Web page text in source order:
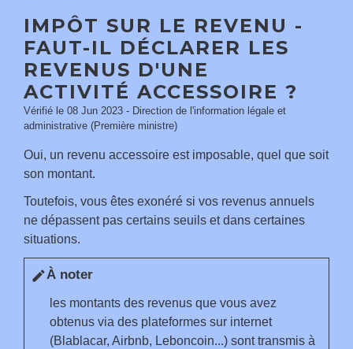
IMPÔT SUR LE REVENU -
FAUT-IL DÉCLARER LES
REVENUS D'UNE
ACTIVITÉ ACCESSOIRE ?
Vérifié le 08 Jun 2023 - Direction de l'information légale et
administrative (Première ministre)
Oui, un revenu accessoire est imposable, quel que soit
son montant.
Toutefois, vous êtes exonéré si vos revenus annuels
ne dépassent pas certains seuils et dans certaines
situations.
editÀ noter
les montants des revenus que vous avez
obtenus via des plateformes sur internet
(Blablacar, Airbnb, Leboncoin...) sont transmis à